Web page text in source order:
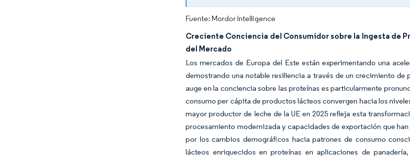
Fuente: Mordor Intelligence
Creciente Conciencia del Consumidor sobre la Ingesta de
del Mercado
Los mercados de Europa del Este están experimentando una
demostrando una notable resiliencia a través de un crecimiento de
auge en la conciencia sobre las proteínas es particularmente
consumo per cápita de productos lácteos convergen hacia los
mayor productor de leche de la UE en 2025 refleja esta
procesamiento modernizada y capacidades de exportación que
por los cambios demográficos hacia patrones de consumo
lácteos enriquecidos en proteínas en aplicaciones de